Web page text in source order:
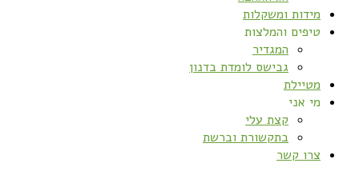
מידות ומשקלות
טיפים והמלצות
המגדיר
גבישס לומדת בדנון
מטיילת
מי אני
קצת עלי
בתקשורת וברשת
צרו קשר